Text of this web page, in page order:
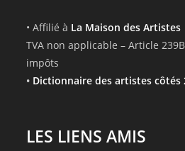
• Affilié à La Maison des Artistes
TVA non applicable – Article
impôts
• Dictionnaire des artistes côtés
LES LIENS AMIS